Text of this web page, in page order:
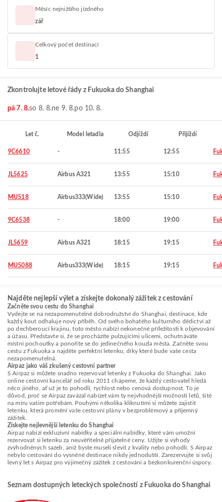
Měsíc nejnižšího jízdného
zář
Celkový počet destinací
1
Zkontrolujte letové řády z Fukuoka do Shanghai
pá 7. 8.so 8. 8.ne 9. 8.po 10. 8.
Let č. Model letadla Odjíždí Přijíždí
9C6610 - 11:55 12:55
JL5625 Airbus A321 13:55 15:10
MU518 Airbus333(Wide) 13:55 15:10
9C6538 - 18:00 19:00
JL5659 Airbus A321 18:15 19:15
MU5088 Airbus333(Wide) 18:15 19:15
Najděte nejlepší výlet a získejte dokonalý zážitek z cestování
Začněte svou cestu do Shanghai
Vydejte se na nezapomenutelné dobrodružství do Shanghai, destinace, kde
každý kout odhaluje nový příběh. Od svého bohatého kulturního dědictví až
po dechberoucí krajinu, toto město nabízí nekonečné příležitosti k objevování
a úžasu. Představte si, že se procházíte pulzujícími ulicemi, ochutnáváte
místní pochoutky a ponoříte se do jedinečného kouzla města. Začněte svou
cestu z Fukuoka a najděte perfektní letenku, díky které bude vaše cesta
nezapomenutelná.
Airpaz jako váš zkušený cestovní partner
S Airpaz si můžete snadno rezervovat letenky z Fukuoka do Shanghai. Jako
online cestovní kancelář od roku 2011 chápeme, že každý cestovatel hledá
něco jiného, ať už je to pohodlí, rychlost nebo cenová dostupnost. To je
důvod, proč se Airpaz zavázal nabízet vám ty nejvhodnější možnosti letů, šité
na míru vašim potřebám. Pouhými několika kliknutími si můžete zajistit
letenku, která promění vaše cestovní plány v bezproblémový a příjemný
zážitek.
Získejte nejlevnější letenku do Shanghai
Airpaz nabízí exkluzivní nabídky a speciální nabídky, které vám umožní
rezervovat si letenku za neuvěřitelně přijatelné ceny. Užijte si výhody
zvýhodněných sazeb, aniž byste museli slevit z kvality nebo pohodlí. S Airpaz
nebylo cestování do vysněné destinace nikdy jednodušší. Zarezervujte si svůj
levný let s Airpaz pro výjimečný zážitek z cestování a bezkonkurenční úspory.
Seznam dostupných leteckých společností z Fukuoka do Shanghai